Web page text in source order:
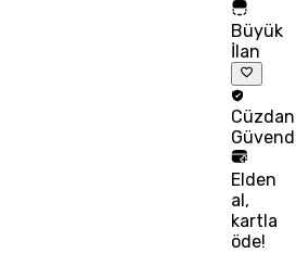
Büyük
İlan
Elden
al,
kartla
öde!